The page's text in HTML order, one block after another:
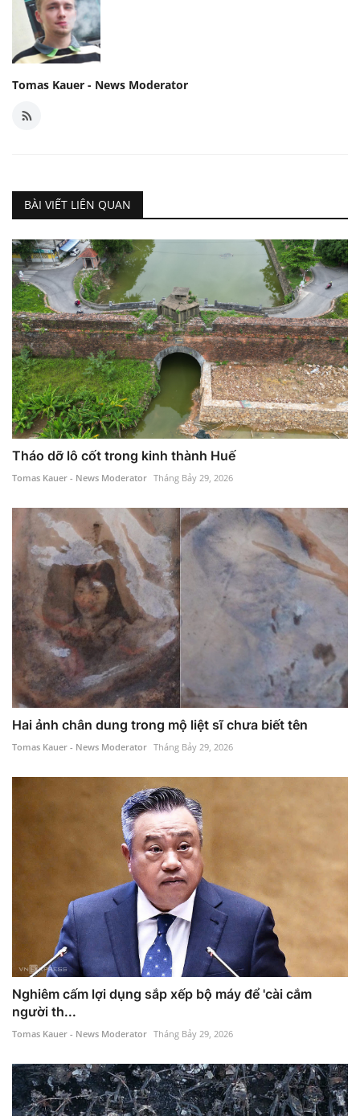
Tomas Kauer - News Moderator
BÀI VIẾT LIÊN QUAN
Tháo dỡ lô cốt trong kinh thành Huế
Tomas Kauer - News Moderator Tháng Bảy 29, 2026
Hai ảnh chân dung trong mộ liệt sĩ chưa biết tên
Tomas Kauer - News Moderator Tháng Bảy 29, 2026
Nghiêm cấm lợi dụng sắp xếp bộ máy để 'cài cắm
người th...
Tomas Kauer - News Moderator Tháng Bảy 29, 2026